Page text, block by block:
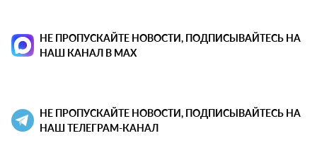
НЕ ПРОПУСКАЙТЕ НОВОСТИ, ПОДПИСЫВАЙТЕСЬ НА
НАШ КАНАЛ В MAX
НЕ ПРОПУСКАЙТЕ НОВОСТИ, ПОДПИСЫВАЙТЕСЬ НА
НАШ ТЕЛЕГРАМ-КАНАЛ